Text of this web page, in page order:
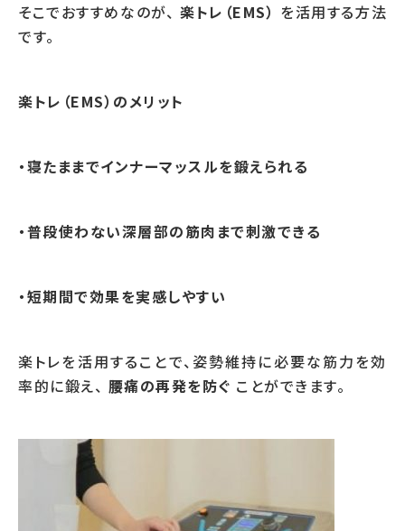
そこでおすすめなのが、 楽トレ（EMS） を活用する方法
です。
楽トレ（EMS）のメリット
・寝たままでインナーマッスルを鍛えられる
・普段使わない深層部の筋肉まで刺激できる
・短期間で効果を実感しやすい
楽トレを活用することで、姿勢維持に必要な筋力を効
率的に鍛え、 腰痛の再発を防ぐ ことができます。